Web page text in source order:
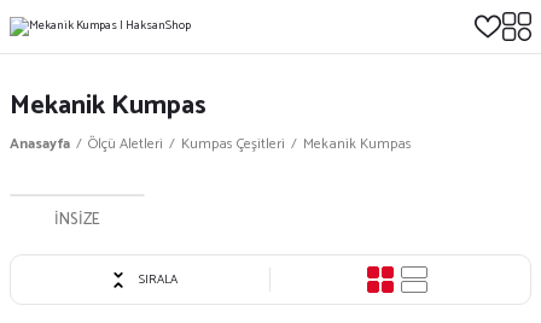
Mekanik Kumpas
Anasayfa Ölçü Aletleri Kumpas Çeşitleri Mekanik Kumpas
İNSİZE
SIRALA